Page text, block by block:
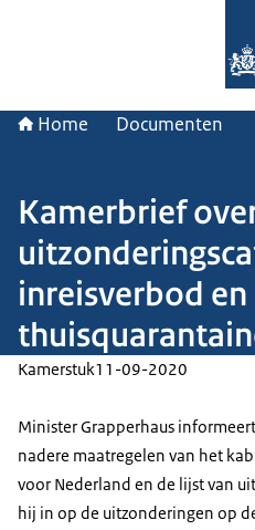
Home Documenten
Kamerbrief
inreisverbod en
Kamerstuk11-09-2020
Minister Grapperhaus
nadere maatregelen van het
voor Nederland en de lijst van
hij in op de uitzonderingen op